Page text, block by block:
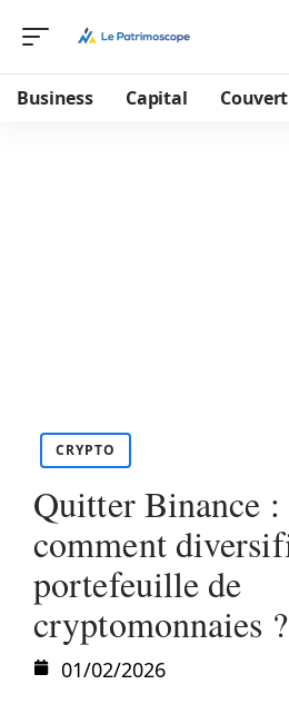
Business Capital
CRYPTO
Quitter Binance
comment
portefeuille de
cryptomonnaies ?
01/02/2026